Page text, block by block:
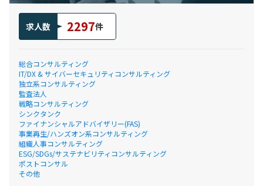
求人数 2297件
総合コンサルティング
IT/DX & サイバーセキュリティコンサルティング
独立系コンサルティング
監査法人
戦略コンサルティング
シンクタンク
ファイナンシャルアドバイザリー(FAS)
事業再生/ハンズオン系コンサルティング
組織人事コンサルティング
ESG/SDGs/サステナビリティコンサルティング
ポストコンサル
その他